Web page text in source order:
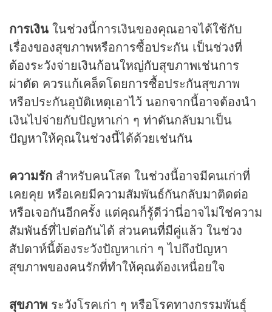
การเงิน ในช่วงนี้การเงินของคุณอาจได้ใช้กับ
เรื่องของสุขภาพหรือการซื้อประกัน เป็นช่วงที่
ต้องระวังจ่ายเงินก้อนใหญ่กับสุขภาพเช่นการ
ผ่าตัด ควรแก้เคล็ดโดยการซื้อประกันสุขภาพ
หรือประกันอุบัติเหตุเอาไว้ นอกจากนี้อาจต้องนำ
เงินไปจ่ายกับปัญหาเก่า ๆ ท่าดันกลับมาเป็น
ปัญหาให้คุณในช่วงนี้ได้ด้วยเช่นกัน
ความรัก สำหรับคนโสด ในช่วงนี้อาจมีคนเก่าที่
เคยคุย หรือเคยมีความสัมพันธ์กันกลับมาติดต่อ
หรือเจอกันอีกครั้ง แต่คุณก็รู้ดีว่านี่อาจไม่ใช่ความ
สัมพันธ์ที่ไปต่อกันได้ ส่วนคนที่มีคู่แล้ว ในช่วง
สัปดาห์นี้ต้องระวังปัญหาเก่า ๆ ไปถึงปัญหา
สุขภาพของคนรักที่ทำให้คุณต้องเหนื่อยใจ
สุขภาพ ระวังโรคเก่า ๆ หรือโรคทางกรรมพันธุ์